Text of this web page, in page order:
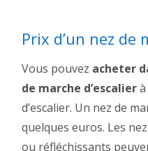
Prix d’un nez de
Vous pouvez acheter
de marche d’escalierà
d’escalier. Un nez de
quelques euros. Les
ou réfléchissants